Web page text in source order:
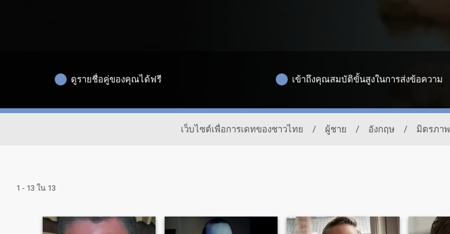
ดูรายชื่อคู่ของคุณได้ฟรี เข้าถึงคุณสมบัติขั้นสูงในการส่งข้อความ
เว็บไซต์เพื่อการเดทของชาวไทย / ผู้ชาย / อังกฤษ / มิตรภาพ
1 - 13 ใน 13